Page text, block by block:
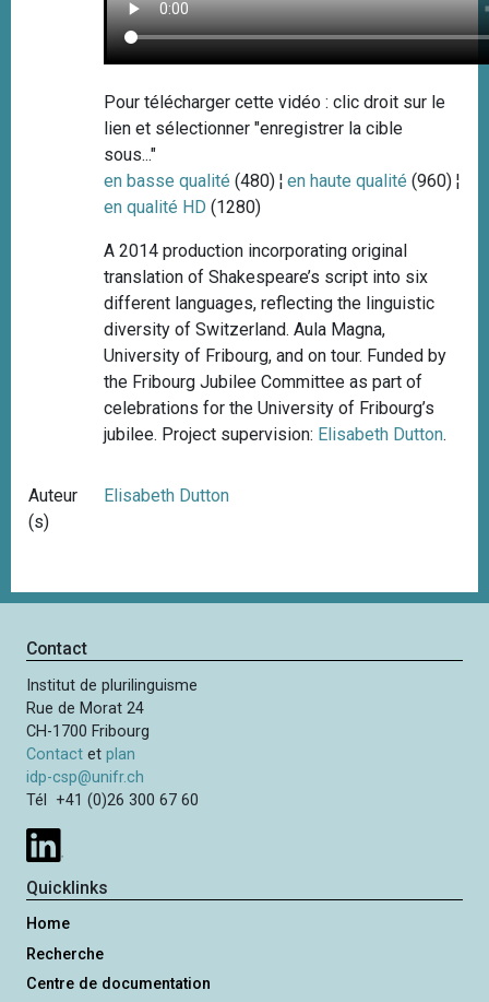
Pour télécharger cette vidéo : clic droit sur le
lien et sélectionner "enregistrer la cible
sous..."
en basse qualité (480) ¦en haute qualité (960) ¦
en qualité HD (1280)
A 2014 production incorporating original
translation of Shakespeare’s script into six
different languages, reflecting the linguistic
diversity of Switzerland. Aula Magna,
University of Fribourg, and on tour. Funded by
the Fribourg Jubilee Committee as part of
celebrations for the University of Fribourg’s
jubilee. Project supervision: Elisabeth Dutton.
Auteur
(s)
Elisabeth Dutton
Contact
Institut de plurilinguisme
Rue de Morat 24
CH-1700 Fribourg
Contact etplan
idp-csp@unifr.ch
Tél +41 (0)26 300 67 60
Quicklinks
Home
Recherche
Centre de documentation